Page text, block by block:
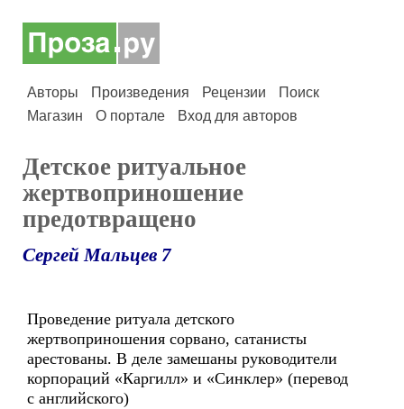
Авторы Произведения Рецензии
Поиск
Магазин
О портале Вход для авторов
Детское ритуальное
жертвоприношение
предотвращено
Сергей Мальцев 7
Проведение ритуала детского
жертвоприношения сорвано, сатанисты
арестованы. В деле замешаны руководители
корпораций «Каргилл» и «Синклер» (перевод
с английского)